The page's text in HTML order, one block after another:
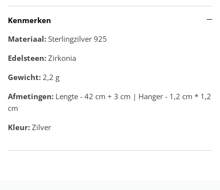
Kenmerken
Materiaal: Sterlingzilver 925
Edelsteen: Zirkonia
Gewicht: 2,2 g
Afmetingen: Lengte - 42 cm + 3 cm | Hanger - 1,2 cm * 1,2
cm
Kleur: Zilver